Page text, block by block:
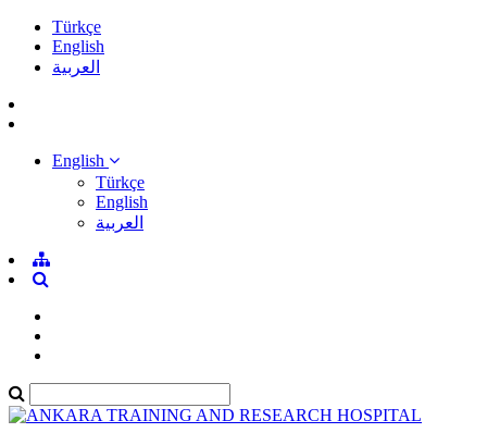
Türkçe
English
العربية
English
Türkçe
English
العربية